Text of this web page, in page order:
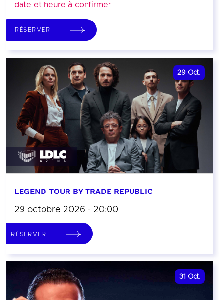
date et heure à confirmer
RÉSERVER
29 Oct.
LEGEND TOUR BY TRADE REPUBLIC
29 octobre 2026 - 20:00
RÉSERVER
31 Oct.